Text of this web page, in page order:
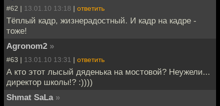
#62 | 13.01.10 13:18 | ответить
Тёплый кадр, жизнерадостный. И кадр на кадре -
тоже!
Agronom2 »
#63 | 13.01.10 13:31 | ответить
А кто этот лысый дяденька на мостовой? Неужели...
директор школы!? :))))
Shmat SaLa »